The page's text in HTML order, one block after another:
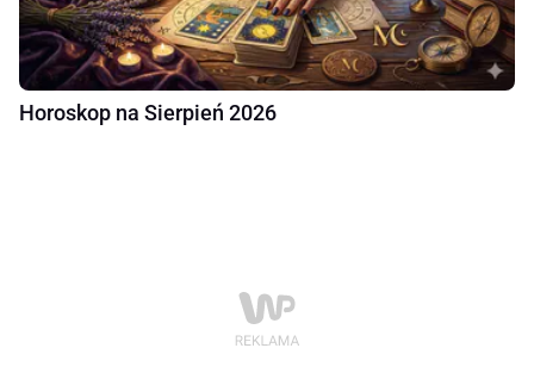
Horoskop na Sierpień 2026